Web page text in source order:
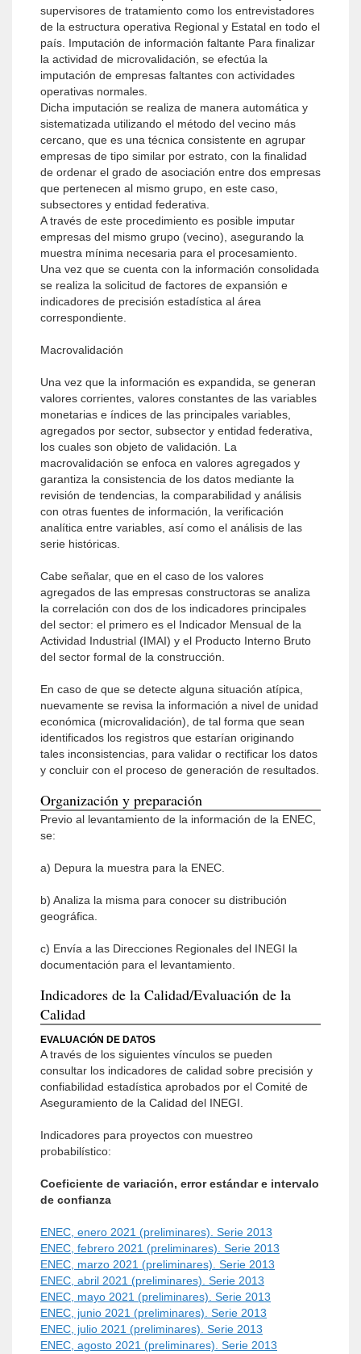
supervisores de tratamiento como los entrevistadores
de la estructura operativa Regional y Estatal en todo el
país. Imputación de información faltante Para finalizar
la actividad de microvalidación, se efectúa la
imputación de empresas faltantes con actividades
operativas normales.
Dicha imputación se realiza de manera automática y
sistematizada utilizando el método del vecino más
cercano, que es una técnica consistente en agrupar
empresas de tipo similar por estrato, con la finalidad
de ordenar el grado de asociación entre dos empresas
que pertenecen al mismo grupo, en este caso,
subsectores y entidad federativa.
A través de este procedimiento es posible imputar
empresas del mismo grupo (vecino), asegurando la
muestra mínima necesaria para el procesamiento.
Una vez que se cuenta con la información consolidada
se realiza la solicitud de factores de expansión e
indicadores de precisión estadística al área
correspondiente.
Macrovalidación
Una vez que la información es expandida, se generan
valores corrientes, valores constantes de las variables
monetarias e índices de las principales variables,
agregados por sector, subsector y entidad federativa,
los cuales son objeto de validación. La
macrovalidación se enfoca en valores agregados y
garantiza la consistencia de los datos mediante la
revisión de tendencias, la comparabilidad y análisis
con otras fuentes de información, la verificación
analítica entre variables, así como el análisis de las
serie históricas.
Cabe señalar, que en el caso de los valores
agregados de las empresas constructoras se analiza
la correlación con dos de los indicadores principales
del sector: el primero es el Indicador Mensual de la
Actividad Industrial (IMAI) y el Producto Interno Bruto
del sector formal de la construcción.
En caso de que se detecte alguna situación atípica,
nuevamente se revisa la información a nivel de unidad
económica (microvalidación), de tal forma que sean
identificados los registros que estarían originando
tales inconsistencias, para validar o rectificar los datos
y concluir con el proceso de generación de resultados.
Organización y preparación
Previo al levantamiento de la información de la ENEC,
se:
a) Depura la muestra para la ENEC.
b) Analiza la misma para conocer su distribución
geográfica.
c) Envía a las Direcciones Regionales del INEGI la
documentación para el levantamiento.
Indicadores de la Calidad/Evaluación de la
Calidad
EVALUACIÓN DE DATOS
A través de los siguientes vínculos se pueden
consultar los indicadores de calidad sobre precisión y
confiabilidad estadística aprobados por el Comité de
Aseguramiento de la Calidad del INEGI.
Indicadores para proyectos con muestreo
probabilístico:
Coeficiente de variación, error estándar e intervalo
de confianza
ENEC, enero 2021 (preliminares). Serie 2013
ENEC, febrero 2021 (preliminares). Serie 2013
ENEC, marzo 2021 (preliminares). Serie 2013
ENEC, abril 2021 (preliminares). Serie 2013
ENEC, mayo 2021 (preliminares). Serie 2013
ENEC, junio 2021 (preliminares). Serie 2013
ENEC, julio 2021 (preliminares). Serie 2013
ENEC, agosto 2021 (preliminares). Serie 2013